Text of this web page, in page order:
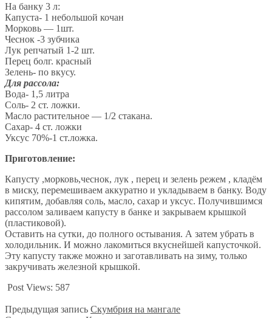
На банку 3 л:
Капуста- 1 небольшой кочан
Морковь — 1шт.
Чеснок -3 зубчика
Лук репчатый 1-2 шт.
Перец болг. красный
Зелень- по вкусу.
Для рассола:
Вода- 1,5 литра
Соль- 2 ст. ложки.
Масло растительное — 1/2 стакана.
Сахар- 4 ст. ложки
Уксус 70%-1 ст.ложка.
Приготовление:
Капусту ,морковь,чеснок, лук , перец и зелень режем , кладём
в миску, перемешиваем аккуратно и укладываем в банку. Воду
кипятим, добавляя соль, масло, сахар и уксус. Получившимся
рассолом заливаем капусту в банке и закрываем крышкой
(пластиковой).
Оставить на сутки, до полного остывания. А затем убрать в
холодильник. И можно лакомиться вкуснейшей капусточкой.
Эту капусту также можно и заготавливать на зиму, только
закручивать железной крышкой.
Post Views: 587
Предыдущая запись Скумбрия на мангале